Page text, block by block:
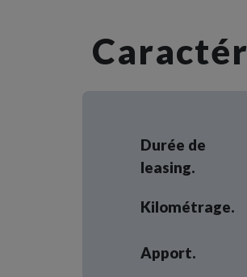
Durée de
leasing.
Kilométrage.
Apport.